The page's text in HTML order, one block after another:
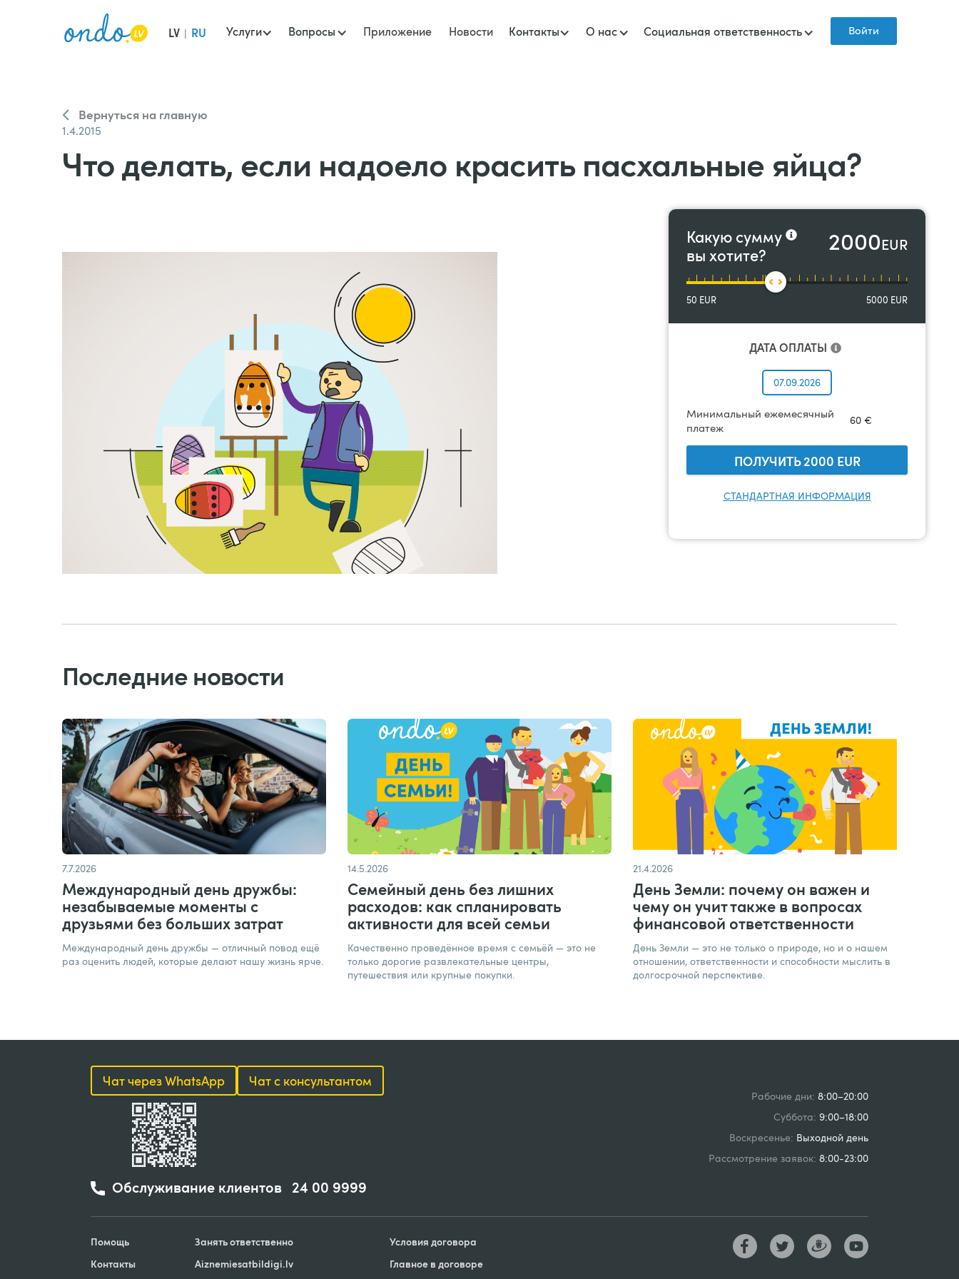
LV | RU Услуги Вопросы Приложение Новости Контакты О нас Социальная ответственность Войти
Вернуться на главную
1.4.2015
Что делать, если надоело красить пасхальные яйца?
Какую сумму
вы хотите?
2000EUR
50 EUR 5000 EUR
ДАТА ОПЛАТЫ
07.09.2026
Минимальный ежемесячный
платеж
60 €
ПОЛУЧИТЬ2000 EUR
СТАНДАРТНАЯ ИНФОРМАЦИЯ
Последние новости
7.7.2026
Международный день дружбы:
незабываемые моменты с
друзьями без больших затрат​
Международный день дружбы — отличный повод ещё
раз оценить людей, которые делают нашу жизнь ярче.
14.5.2026
Семейный день без лишних
расходов: как спланировать
активности для всей семьи
Качественно проведённое время с семьёй — это не
только дорогие развлекательные центры,
путешествия или крупные покупки.
21.4.2026
День Земли: почему он важен и
чему он учит также в вопросах
финансовой ответственности
День Земли — это не только о природе, но и о нашем
отношении, ответственности и способности мыслить в
долгосрочной перспективе.
Чат через WhatsApp Чат с консультантом
Обслуживание клиентов 24 00 9999
Рабочие дни: 8:00–20:00
Суббота: 9:00–18:00
Воскресенье: Выходной день
Рассмотрение заявок: 8:00-23:00
Помощь
Контакты
Занять ответственно
Aiznemiesatbildigi.lv
Условия договорa
Главное в договоре